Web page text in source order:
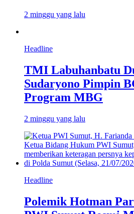
2 minggu yang lalu
Headline
TMI Labuhanbatu
Sudaryono Pimpin
Program MBG
2 minggu yang lalu
Headline
Polemik Hotman